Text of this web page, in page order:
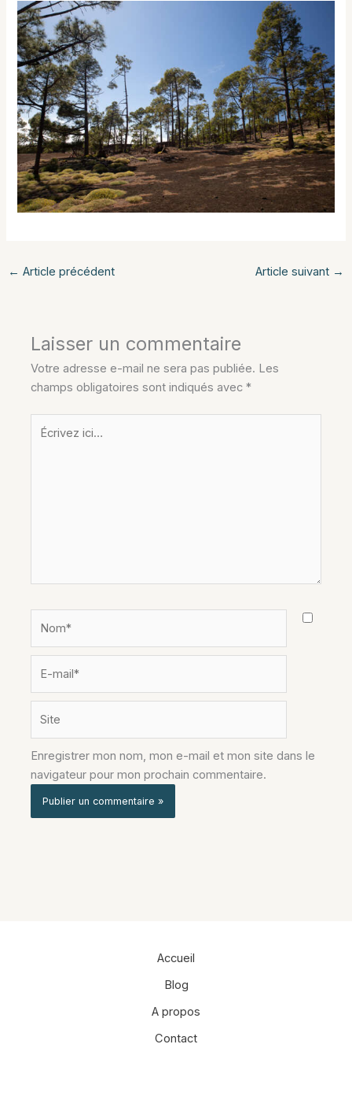
← Article précédent Article suivant →
Laisser un commentaire
Votre adresse e-mail ne sera pas publiée. Les
champs obligatoires sont indiqués avec*
Écrivez
mail*
Enregistrer mon nom, mon e-mail et mon site dans le
navigateur pour mon prochain commentaire.
Accueil
Blog
A propos
Contact